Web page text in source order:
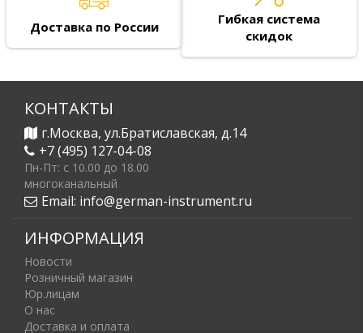
Доставка по России
Гибкая система
скидок
КОНТАКТЫ
г.Москва, ул.Братиславская, д.14
+7 (495) 127-04-08
Пн-Пт: c 10.00 до 18.00
многоканальный
Email: info@german-instrument.ru
ИНФОРМАЦИЯ
Новости
Розничный магазин
Юр.лицам
О нас
Доставка и оплата